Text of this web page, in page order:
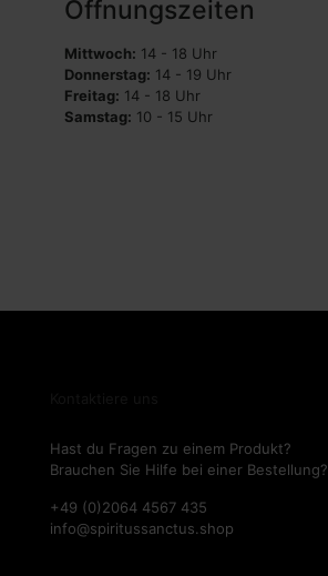
Öffnungszeiten
Mittwoch: 14 - 18 Uhr
Donnerstag: 14 - 19 Uhr
Freitag: 14 - 18 Uhr
Samstag: 10 - 15 Uhr
Hast du Fragen zu einem Produkt?
Brauchen Sie Hilfe bei einer Bestellung?
+49 (0)2064 4567 435
info@spiritussanctus.shop